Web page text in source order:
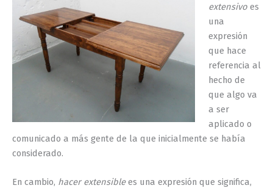
extensivoes
una
expresión
que hace
referencia al
hecho de
que algo va
a ser
aplicado o
comunicado a más gente de la que inicialmente se había
considerado.
En cambio, hacer extensiblees una expresión que significa,